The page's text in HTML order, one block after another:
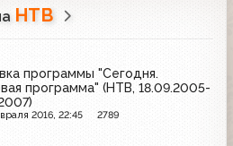
НТВ
программы "Сегодня.
программа" (НТВ, 18.09.2005-
2016, 22:45 2789